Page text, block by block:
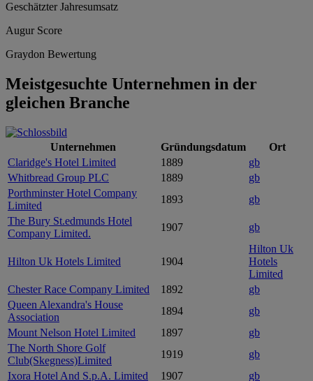
Geschätzter Jahresumsatz
Augur Score
Graydon Bewertung
Meistgesuchte Unternehmen in der
gleichen Branche
Unternehmen Gründungsdatum
Ort
Claridge's Hotel Limited
1889
gb
Whitbread Group PLC
1889
gb
Porthminster Hotel Company
Limited
1893
gb
The Bury St.edmunds Hotel
Company Limited.
1907 gb
Hilton Uk Hotels Limited 1904
Hilton Uk
Hotels
Limited
Chester Race Company Limited
1892
gb
Queen Alexandra's House
Association
1894
gb
Mount Nelson Hotel Limited
1897
gb
The North Shore Golf
Club(Skegness)Limited
1919
gb
Ixora Hotel And S.p.A. Limited
1907 gb